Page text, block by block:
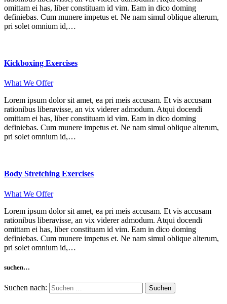
omittam ei has, liber constituam id vim. Eam in dico doming
definiebas. Cum munere impetus et. Ne nam simul oblique alterum,
pri solet omnium id,…
Kickboxing Exercises
What We Offer
Lorem ipsum dolor sit amet, ea pri meis accusam. Et vis accusam
rationibus liberavisse, an vix viderer admodum. Atqui docendi
omittam ei has, liber constituam id vim. Eam in dico doming
definiebas. Cum munere impetus et. Ne nam simul oblique alterum,
pri solet omnium id,…
Body Stretching Exercises
What We Offer
Lorem ipsum dolor sit amet, ea pri meis accusam. Et vis accusam
rationibus liberavisse, an vix viderer admodum. Atqui docendi
omittam ei has, liber constituam id vim. Eam in dico doming
definiebas. Cum munere impetus et. Ne nam simul oblique alterum,
pri solet omnium id,…
suchen…
Suchen nach: